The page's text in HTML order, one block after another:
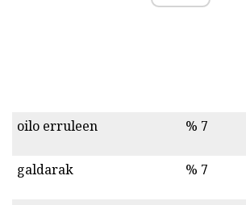
oilo erruleen % 7
galdarak % 7